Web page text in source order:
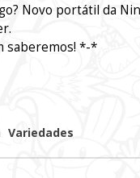
Novo portátil da
saberemos! *-*
Variedades